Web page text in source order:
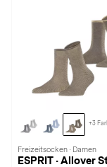
+3
Freizeitsocken · Damen
ESPRIT · Allover